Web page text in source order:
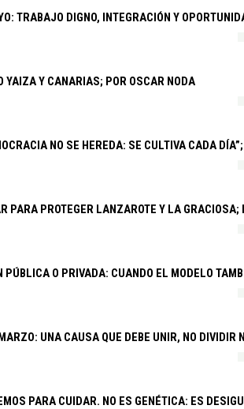
TRABAJO DIGNO, INTEGRACIÓN Y
YAIZA Y CANARIAS; POR OSCAR NODA
NO SE HEREDA: SE CULTIVA CADA
PARA PROTEGER LANZAROTE Y LA
PÚBLICA O PRIVADA: CUANDO EL MODELO
UNA CAUSA QUE DEBE UNIR, NO DIVIDIR
PARA CUIDAR. NO ES GENÉTICA: ES